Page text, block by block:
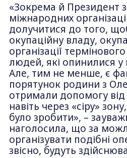
«Зокрема й Президент
міжнародних
долучитися до того,
окупаційну владу,
організації
людей, які опинилися у
Але, тим не менше, є
порятунок родини з
отримали допомогу
навіть через «сіру»
було зробити», –
наголосила, що за
організувати подібні
звісно, будуть